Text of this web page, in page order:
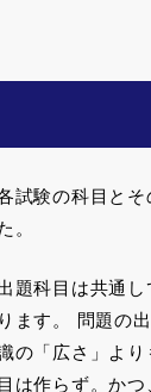
試験の科目と
題科目は共通
ます。 問題の
の「広さ」よ
は作らず。かつ